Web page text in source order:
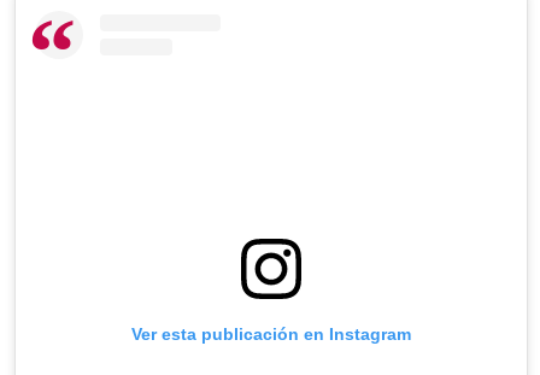
Ver esta publicación en Instagram